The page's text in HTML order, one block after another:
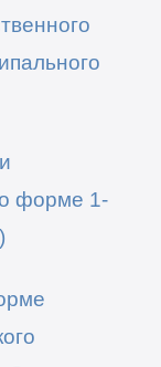
форме 1-